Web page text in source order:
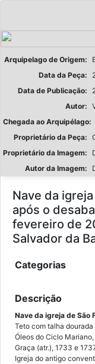
Arquipelago de Origem:
Data da Peça:
Data de Publicação:
Autor:
Chegada ao Arquipélago:
Proprietário da Peça:
Proprietário da Imagem:
Autor da Imagem:
Nave da
após o
fevereiro de
Salvador da
Categorias
Descrição
Nave da igreja de São
Teto com talha
Óleos do Ciclo
Graça (atr.), 1733 e
Igreja do antigo